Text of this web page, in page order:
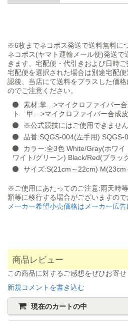
※6枚までネコポス発送で送料無料に
ネコポス(ヤマト運輸メール便)発送で
きます、宅配便・代引きおよび日時ご
宅配便を選択された場合は別途宅配
認後、当店にて送料をプラスした価
のでご注意ください。
素材:掌…>マイクロファイバー
ト 甲…>マイクロファイバー合成
※公式競技にはご使用できません
品番:SQGS-004(左手用) SQGS-
カラー:全3色 White/Gray(ホワ
ワイト/グリーン) Black/Red(ブラッ
サイズ:S(21cm～22cm)
※ご使用にあたってのご注意:雨天時
類等に移行する場合がございますので
メーカー希望小売価格はメーカー広
商品レビュー
この商品に対するご感想をぜひお寄せ
新規コメントを書き込む
現在のカートの中